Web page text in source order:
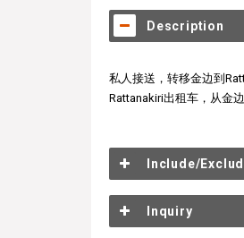
Description
私人接送，转移金边到
Rattanakiri出租车，从金
Include/
Inquiry